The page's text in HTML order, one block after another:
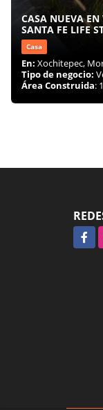
CASA NUEVA
SANTA FE LIFE
Casa
En: Xochitepec,
Tipo de negocio:
Área Construida: